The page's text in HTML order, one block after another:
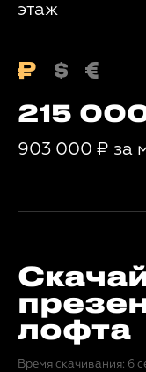
этаж
215
903 000 ₽ за
лофта
Время скачивания: 6